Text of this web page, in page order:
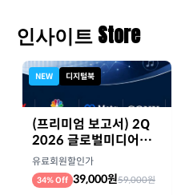
인사이트 Store
NEW 디지털북
(프리미엄 보고서) 2Q
2026 글로벌미디어기
업 실적 종합 보고서
유료회원할인가
34% Off 39,000원59,000원